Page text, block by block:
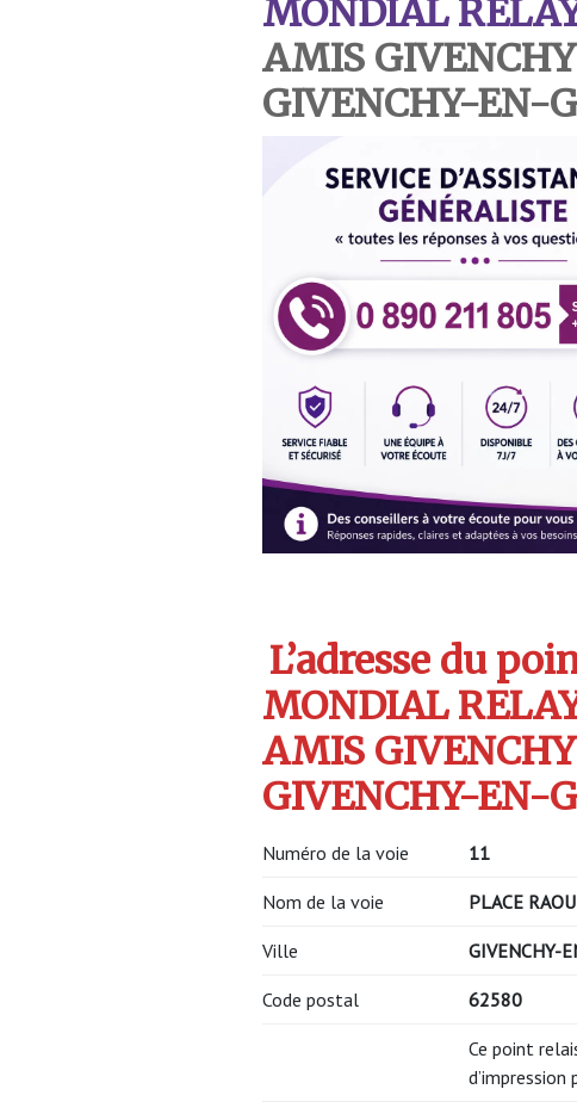
MONDIAL
AMIS
GIVENCHY-EN-
L’adresse du
MONDIAL
AMIS
GIVENCHY-EN-
Numéro de la voie 11
Nom de la voie PLACE
Ville GIVENCHY-
Code postal 62580
Ce point